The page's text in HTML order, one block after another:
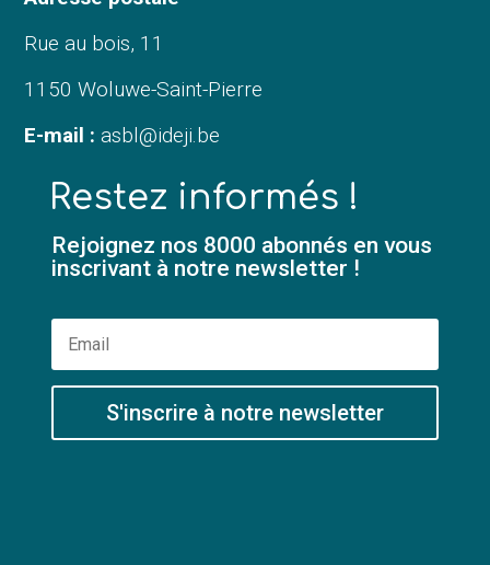
Rue au bois, 11
1150 Woluwe-Saint-Pierre
E-mail : asbl@ideji.be
Restez informés !
Rejoignez nos 8000 abonnés en vous
inscrivant à notre newsletter !
S'inscrire à notre newsletter